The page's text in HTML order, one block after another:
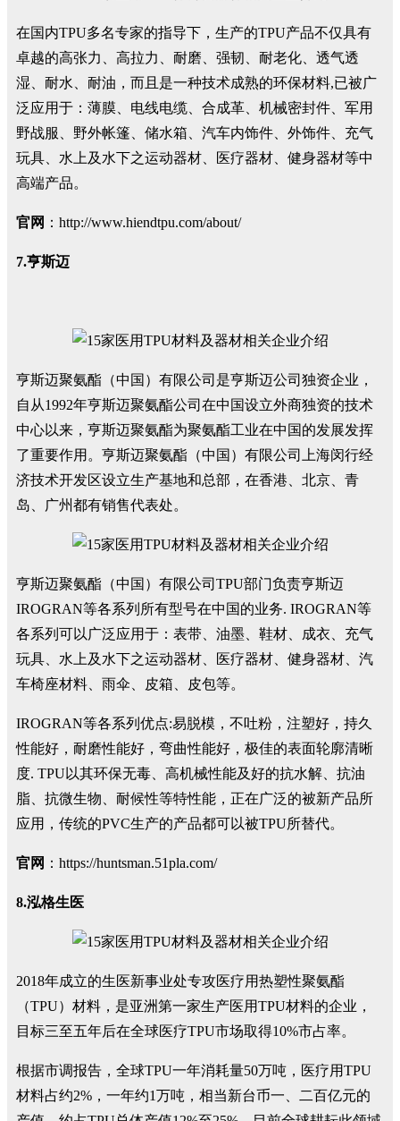
在国内TPU多名专家的指导下，生产的TPU产品不仅具有
卓越的高张力、高拉力、耐磨、强韧、耐老化、透气透
湿、耐水、耐油，而且是一种技术成熟的环保材料,已被广
泛应用于：薄膜、电线电缆、合成革、机械密封件、军用
野战服、野外帐篷、储水箱、汽车内饰件、外饰件、充气
玩具、水上及水下之运动器材、医疗器材、健身器材等中
高端产品。
官网 ：http://www.hiendtpu.com/about/
7.亨斯迈
亨斯迈聚氨酯（中国）有限公司是亨斯迈公司独资企业，
自从1992年亨斯迈聚氨酯公司在中国设立外商独资的技术
中心以来，亨斯迈聚氨酯为聚氨酯工业在中国的发展发挥
了重要作用。亨斯迈聚氨酯（中国）有限公司上海闵行经
济技术开发区设立生产基地和总部，在香港、北京、青
岛、广州都有销售代表处。
亨斯迈聚氨酯（中国）有限公司TPU部门负责亨斯迈
IROGRAN等各系列所有型号在中国的业务. IROGRAN等
各系列可以广泛应用于：表带、油墨、鞋材、成衣、充气
玩具、水上及水下之运动器材、医疗器材、健身器材、汽
车椅座材料、雨伞、皮箱、皮包等。
IROGRAN等各系列优点:易脱模，不吐粉，注塑好，持久
性能好，耐磨性能好，弯曲性能好，极佳的表面轮廓清晰
度. TPU以其环保无毒、高机械性能及好的抗水解、抗油
脂、抗微生物、耐候性等特性能，正在广泛的被新产品所
应用，传统的PVC生产的产品都可以被TPU所替代。
官网 ：https://huntsman.51pla.com/
8.泓格生医
2018年成立的生医新事业处专攻医疗用热塑性聚氨酯
（TPU）材料，是亚洲第一家生产医用TPU材料的企业，
目标三至五年后在全球医疗TPU市场取得10%市占率。
根据市调报告，全球TPU一年消耗量50万吨，医疗用TPU
材料占约2%，一年约1万吨，相当新台币一、二百亿元的